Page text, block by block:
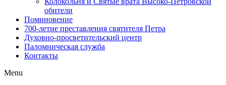
обители
Поминовение
700-летие преставления святителя Петра
Духовно-просветительский центр
Паломническая служба
Контакты
Menu